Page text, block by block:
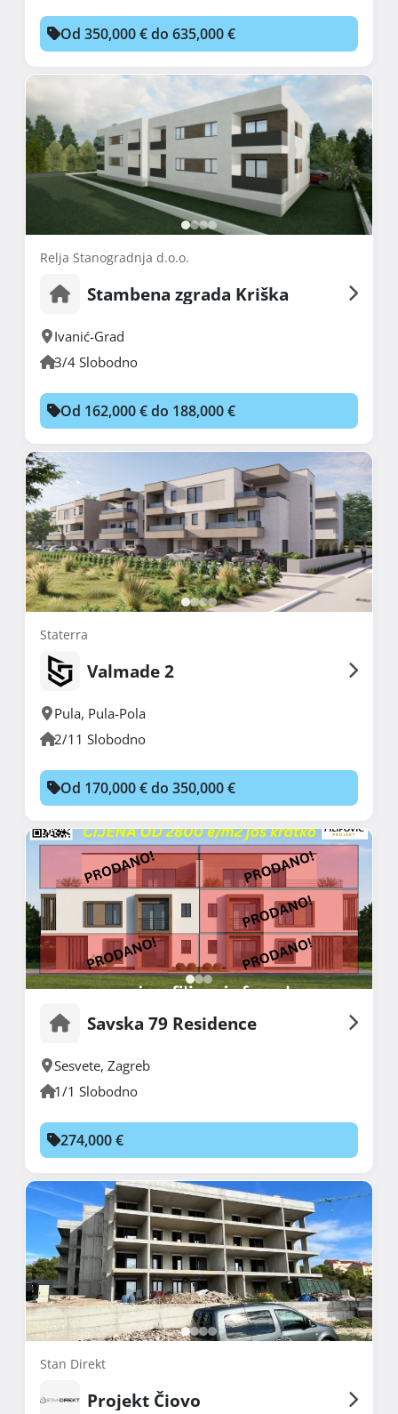
Od 350,000 € do 635,000 €
Relja Stanogradnja d.o.o.
Stambena zgrada Kriška
Ivanić-Grad
3/4 Slobodno
Od 162,000 € do 188,000 €
Staterra
Valmade 2
Pula, Pula-Pola
2/11 Slobodno
Od 170,000 € do 350,000 €
Savska 79 Residence
Sesvete, Zagreb
1/1 Slobodno
274,000 €
Stan Direkt
Projekt Čiovo